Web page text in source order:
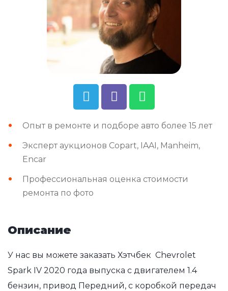
Опыт в ремонте и подборе авто более 15 лет
Эксперт аукционов Copart, IAAI, Manheim,
Encar
Профессиональная оценка стоимости
ремонта по фото
Описание
У нас вы можете заказать Хэтчбек Chevrolet
Spark IV 2020 года выпуска с двигателем 1.4
бензин, привод Передний, с коробкой передач